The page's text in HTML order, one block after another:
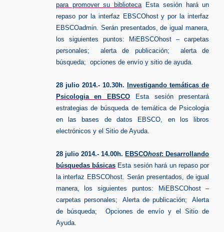
para promover su biblioteca Esta sesión hará un
repaso por la interfaz EBSCOhost y por la interfaz
EBSCOadmin. Serán presentados, de igual manera,
los siguientes puntos: MiEBSCOhost – carpetas
personales; alerta de publicación; alerta de
búsqueda; opciones de envío y sitio de ayuda.
28 julio 2014.- 10.30h.Investigando temáticas de
Psicologia en EBSCO Esta sesión presentará
estrategias de búsqueda de temática de Psicologia
en las bases de datos EBSCO, en los libros
electrónicos y el Sitio de Ayuda.
28 julio 2014.- 14.00h.EBSCOhost: Desarrollando
búsquedas básicas Esta sesión hará un repaso por
la interfaz EBSCOhost. Serán presentados, de igual
manera, los siguientes puntos: MiEBSCOhost –
carpetas personales; Alerta de publicación; Alerta
de búsqueda; Opciones de envío y el Sitio de
Ayuda.